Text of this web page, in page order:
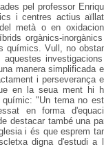
pel professor
i centres actius
metà o en
orgànics-
químics. Vull, no
manera simplificada
i perseverança
en la seua ment hi
"Un tema no
en forma
destacar també una
i és que esprem
digna d'estudi a